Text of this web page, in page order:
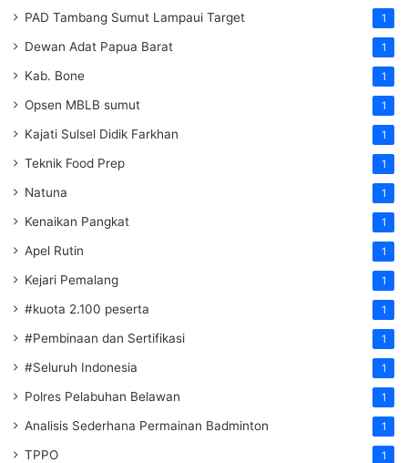
PAD Tambang Sumut Lampaui Target 1
Dewan Adat Papua Barat 1
Kab. Bone 1
Opsen MBLB sumut 1
Kajati Sulsel Didik Farkhan 1
Teknik Food Prep 1
Natuna 1
Kenaikan Pangkat 1
Apel Rutin 1
Kejari Pemalang 1
#kuota 2.100 peserta 1
#Pembinaan dan Sertifikasi 1
#Seluruh Indonesia 1
Polres Pelabuhan Belawan 1
Analisis Sederhana Permainan Badminton 1
TPPO 1